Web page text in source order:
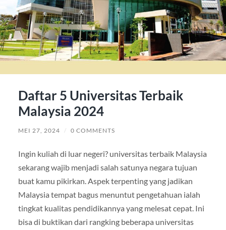
Daftar 5 Universitas Terbaik
Malaysia 2024
MEI 27, 2024 / 0 COMMENTS
Ingin kuliah di luar negeri? universitas terbaik Malaysia
sekarang wajib menjadi salah satunya negara tujuan
buat kamu pikirkan. Aspek terpenting yang jadikan
Malaysia tempat bagus menuntut pengetahuan ialah
tingkat kualitas pendidikannya yang melesat cepat. Ini
bisa di buktikan dari rangking beberapa universitas